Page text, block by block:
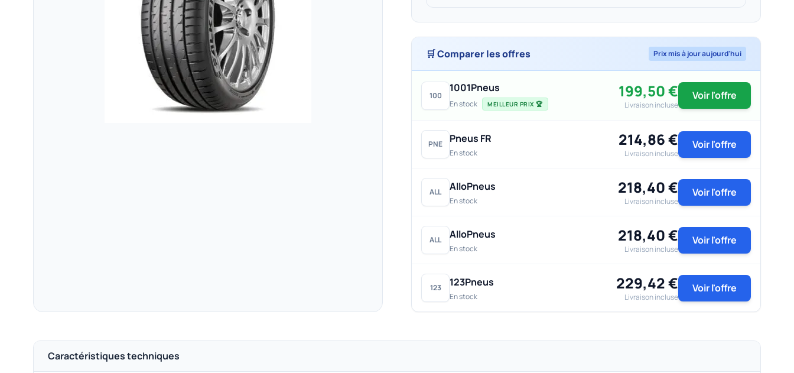
🛒 Comparer les offres Prix mis à jour aujourd'hui
100
1001Pneus
En stock MEILLEUR PRIX 🏆
199,50 €
Livraison incluse
Voir l'offre
PNE Pneus FR
En stock
214,86 €
Livraison incluse
Voir l'offre
ALL AlloPneus
En stock
218,40 €
Livraison incluse
Voir l'offre
ALL AlloPneus
En stock
218,40 €
Livraison incluse
Voir l'offre
123 123Pneus
En stock
229,42 €
Livraison incluse
Voir l'offre
Caractéristiques techniques